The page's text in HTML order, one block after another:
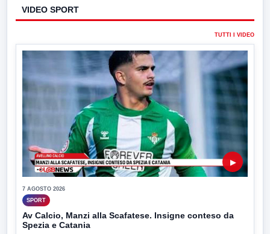
VIDEO SPORT
TUTTI I VIDEO
▶
7 AGOSTO 2026
SPORT
Av Calcio, Manzi alla Scafatese. Insigne conteso da
Spezia e Catania